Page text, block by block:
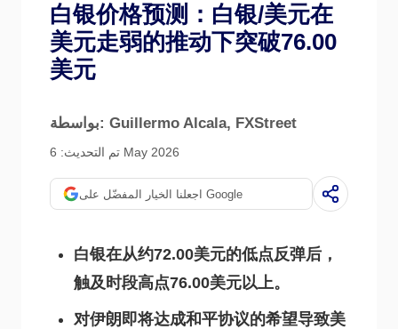
白银价格预测：白银/美元在
美元走弱的推动下突破76.00
美元
بواسطة: Guillermo Alcala, FXStreet
تم التحديث: 6 May 2026
اجعلنا الخيار المفضّل على Google
白银在从约72.00美元的低点反弹后，
触及时段高点76.00美元以上。
对伊朗即将达成和平协议的希望导致美